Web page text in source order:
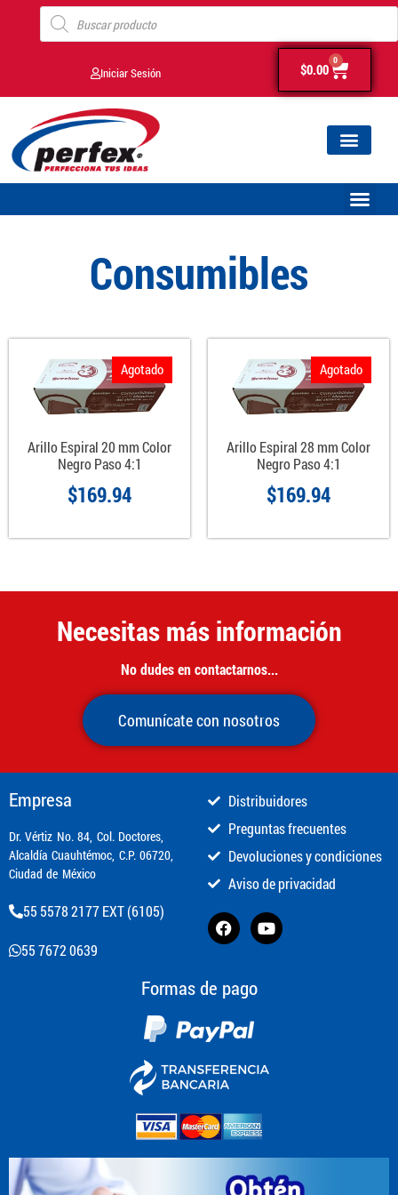
Iniciar Sesión $0.00
0
Consumibles
Arillo Espiral 20 mm Color
Negro Paso 4:1
$169.94
Agotado
Arillo Espiral 28 mm Color
Negro Paso 4:1
$169.94
Agotado
Necesitas más información
No dudes en contactarnos...
Comunícate con nosotros
Empresa
​Dr. Vértiz No. 84, Col. Doctores,
Alcaldía Cuauhtémoc, C.P. 06720,
Ciudad de México
55 5578 2177 EXT (6105)
55 7672 0639
Distribuidores
Preguntas frecuentes
Devoluciones y condiciones
Aviso de privacidad
Formas de pago